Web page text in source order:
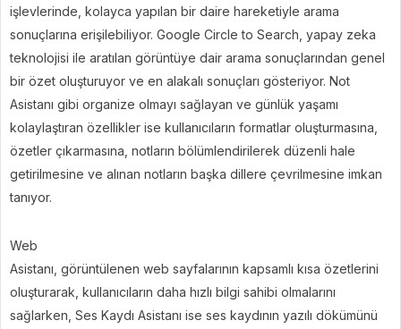
işlevlerinde, kolayca yapılan bir daire hareketiyle arama
sonuçlarına erişilebiliyor. Google Circle to Search, yapay zeka
teknolojisi ile aratılan görüntüye dair arama sonuçlarından genel
bir özet oluşturuyor ve en alakalı sonuçları gösteriyor. Not
Asistanı gibi organize olmayı sağlayan ve günlük yaşamı
kolaylaştıran özellikler ise kullanıcıların formatlar oluşturmasına,
özetler çıkarmasına, notların bölümlendirilerek düzenli hale
getirilmesine ve alınan notların başka dillere çevrilmesine imkan
tanıyor.
Web
Asistanı, görüntülenen web sayfalarının kapsamlı kısa özetlerini
oluşturarak, kullanıcıların daha hızlı bilgi sahibi olmalarını
sağlarken, Ses Kaydı Asistanı ise ses kaydının yazılı dökümünü